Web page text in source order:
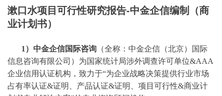
漱口水项目可行性研究报告-中金企信编制（商
业计划书）
1）中金企信国际咨询 （全称：中金企信（北京）国际
信息咨询有限公司）为国家统计局涉外调查许可单位&AAA
企业信用认证机构，致力于“为企业战略决策提供行业市场
占有率认证&证明、产品认证&证明、项目可行性&商业计